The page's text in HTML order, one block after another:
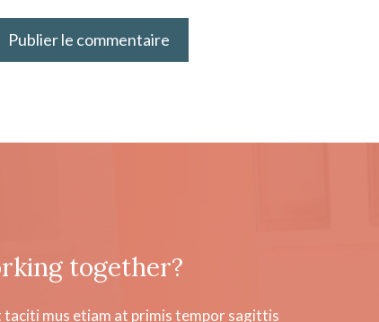
together?
mus etiam at primis tempor sagittis